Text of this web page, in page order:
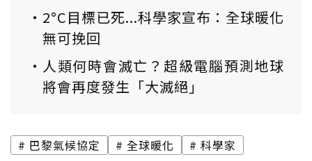
2°C目標已死...科學家宣布：全球暖化
無可挽回
人類何時會滅亡？超級電腦預測地球
將會再度發生「大滅絕」
巴黎氣候協定 全球暖化 科學家